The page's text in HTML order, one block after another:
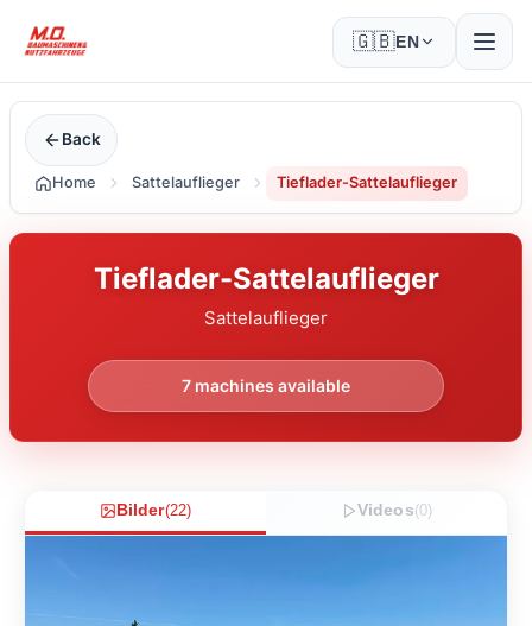
🇬🇧EN
Back
Home Sattelauflieger Tieflader-Sattelauflieger
Tieflader-Sattelauflieger
Sattelauflieger
7 machines available
Bilder(22) Videos(0)